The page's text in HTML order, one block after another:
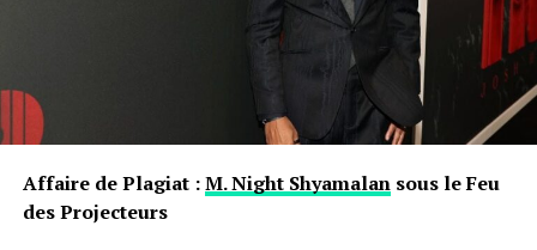
THE PIANO LESSON THÉÂTRE
L’application X TV est enfin disponible, mais elle déçoit
vraiment !
DON'T MISS
La Saison 2 de *Le Seigneur des Anneaux : Les Anneaux
de Pouvoir* : Découvrez le Calendrier de Sortie !
s’intégrer dans un groupe social spécifique, chaque
individu développe une relation particulière avec son
les prénoms ne sont pas simplement des désignations ;
interactions sociales depuis notre enfance jusqu’à l’âge
adulte.
Affaire de Plagiat :M. Night Shyamalansous le Feu
des Projecteurs